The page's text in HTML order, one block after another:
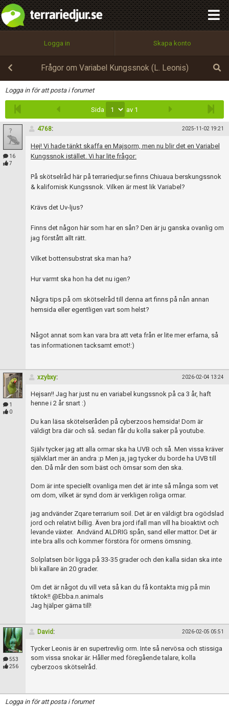
Logga in Skapa konto
Frågor om Variabel Kungssnok (L. Leonis)
Logga in för att posta i forumet
Sida av 1
16
7
4768: 2025-11-02 19:21
Hej! Vi hade tänkt skaffa en Majsorm, men nu blir det en Variabel
Kungssnok istället. Vi har lite frågor:
På skötselråd här på terrariedjur.se finns Chiuaua berskungssnok
& kalifornisk Kungssnok. Vilken är mest lik Variabel?
Krävs det Uv-ljus?
Finns det någon här som har en sån? Den är ju ganska ovanlig om
jag förstått allt rätt.
Vilket bottensubstrat ska man ha?
Hur varmt ska hon ha det nu igen?
Några tips på om skötselråd till denna art finns på nån annan
hemsida eller egentligen vart som helst?
Något annat som kan vara bra att veta från er lite mer erfarna, så
tas informationen tacksamt emot!:)
1
0
xzybxy: 2026-02-04 13:24
Hejsan!! Jag har just nu en variabel kungssnok på ca 3 år, haft
henne i 2 år snart :)
Du kan läsa skötelseråden på cyberzoos hemsida! Dom är
väldigt bra där och så. sedan får du kolla saker på youtube.
Själv tycker jag att alla ormar ska ha UVB och så. Men vissa kräver
självklart mer än andra :p Men ja, jag tycker du borde ha UVB till
den. Då mår den som bäst och ömsar som den ska.
Dom är inte speciellt ovanliga men det är inte så många som vet
om dom, vilket är synd dom är verkligen roliga ormar.
jag andvänder Zqare terrarium soil. Det är en väldigt bra ogödslad
jord och relativt billig. Även bra jord ifall man vill ha bioaktivt och
levande växter. Andvänd ALDRIG spån, sand eller mattor. Det är
inte bra alls och kommer förstöra för ormens ömsning.
Solplatsen bör ligga på 33-35 grader och den kalla sidan ska inte
bli kallare än 20 grader.
Om det är något du vill veta så kan du få kontakta mig på min
tiktok!! @Ebba.n.animals
Jag hjälper gärna till!
553
256
David: 2026-02-05 05:51
Tycker Leonis är en supertrevlig orm. Inte så nervösa och stissiga
som vissa snokar är. Håller med föregående talare, kolla
cyberzoos skötselråd.
Logga in för att posta i forumet
Infoga
Utför
100%
OK
integritetspolicy
Namn:
Epost:
Användarnamn:
Lösenord:
Terms of Service
Skapa konto
Begär nytt lösenord
Tillbaka till förstasidan